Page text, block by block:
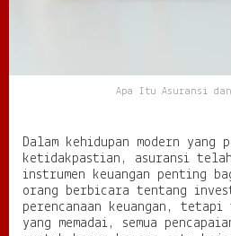
y
a
g
i
K
e
l
u
Apa Itu Asuransi
Dalam kehidupan modern yang
ketidakpastian, asuransi
instrumen keuangan penting
orang berbicara tentang
perencanaan keuangan, tetapi
yang memadai, semua